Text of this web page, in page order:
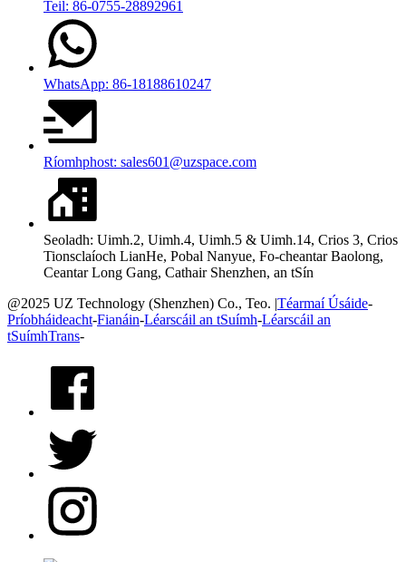
Teil: 86-0755-28892961
WhatsApp: 86-18188610247
Ríomhphost: sales601@uzspace.com
Seoladh: Uimh.2, Uimh.4, Uimh.5 & Uimh.14, Crios 3, Crios
Tionsclaíoch LianHe, Pobal Nanyue, Fo-cheantar Baolong,
Ceantar Long Gang, Cathair Shenzhen, an tSín
@2025 UZ Technology (Shenzhen) Co., Teo. |Téarmaí Úsáide-
Príobháideacht-Fianáin-Léarscáil an tSuímh-Léarscáil an
tSuímhTrans-